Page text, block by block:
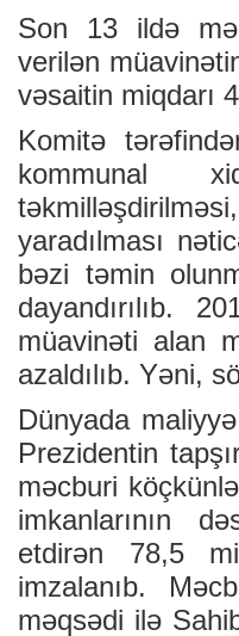
Son 13 ildə
verilən
vəsaitin miqdarı
Komitə
kommunal
yaradılması
bəzi təmin
dayandırılıb.
müavinəti alan
azaldılıb. Yəni,
Dünyada
Prezidentin
məcburi
imkanlarının
etdirən 78,5
imzalanıb.
məqsədi ilə